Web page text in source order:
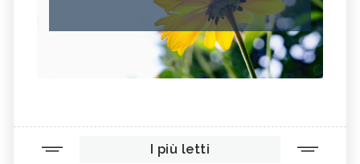
I più letti